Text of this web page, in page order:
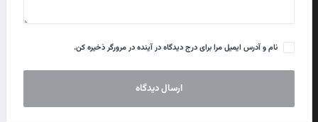
نام و آدرس ایمیل مرا برای درج دیدگاه در آینده در مرورگر ذخیره کن.